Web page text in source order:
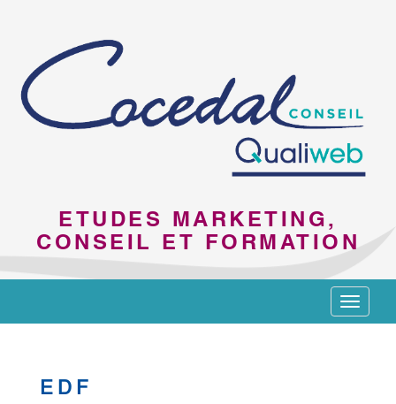
ETUDES MARKETING,
CONSEIL ET FORMATION
Toggle
EDF